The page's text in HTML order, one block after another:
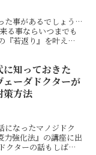
た事があるでしょう…
る事ならいつまでも
『若返り』を叶えて
に知っておきた
ェーダドクターが
策方法
になったマノジドク
力強化法』の講座に出
クターの話もしばら